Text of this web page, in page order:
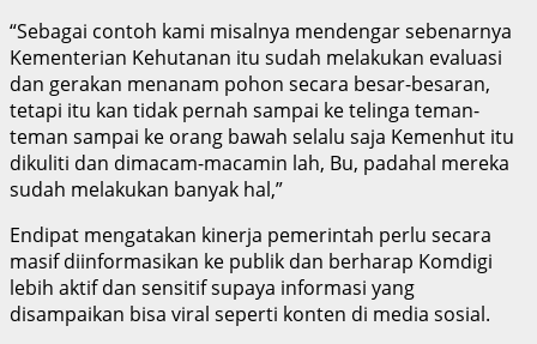
“Sebagai contoh kami misalnya mendengar sebenarnya
Kementerian Kehutanan itu sudah melakukan evaluasi
dan gerakan menanam pohon secara besar-besaran,
tetapi itu kan tidak pernah sampai ke telinga teman-
teman sampai ke orang bawah selalu saja Kemenhut itu
dikuliti dan dimacam-macamin lah, Bu, padahal mereka
sudah melakukan banyak hal,”
Endipat mengatakan kinerja pemerintah perlu secara
masif diinformasikan ke publik dan berharap Komdigi
lebih aktif dan sensitif supaya informasi yang
disampaikan bisa viral seperti konten di media sosial.